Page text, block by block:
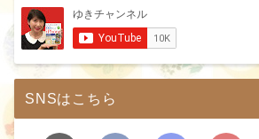
SNSはこちら